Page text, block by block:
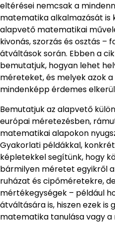
eltérései nemcsak a
matematika alkalmazását is
alapvető matematikai
kivonás, szorzás és osztás –
átváltások során. Ebben a
bemutatjuk, hogyan lehet
méreteket, és melyek azok
mindenképp érdemes
Bemutatjuk az alapvető
európai méretezésben,
matematikai alapokon
Gyakorlati példákkal,
képletekkel segítünk, hogy
bármilyen méretet egyikről a
ruházat és cipőméretekre,
mértékegységek – például
átváltására is, hiszen ezek is
matematika tanulása vagy a